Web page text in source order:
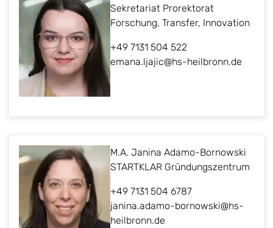
Sekretariat Prorektorat
Forschung, Transfer, Innovation
+49 7131 504 522
emana.ljajic@hs-heilbronn.de
M.A. Janina Adamo-Bornowski
STARTKLAR Gründungszentrum
+49 7131 504 6787
janina.adamo-bornowski@hs-
heilbronn.de